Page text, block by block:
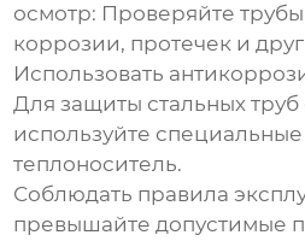
осмотр: Проверяйте
коррозии, протечек и
Использовать
Для защиты стальных труб
используйте
теплоноситель.
Соблюдать правила
превышайте допустимые